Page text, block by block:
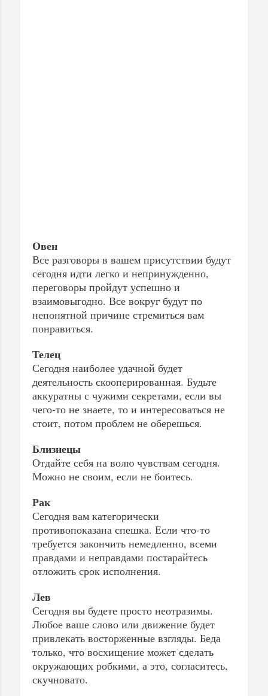
Овен
Все разговоры в вашем присутствии будут
сегодня идти легко и непринужденно,
переговоры пройдут успешно и
взаимовыгодно. Все вокруг будут по
непонятной причине стремиться вам
понравиться.
Телец
Сегодня наиболее удачной будет
деятельность скооперированная. Будьте
аккуратны с чужими секретами, если вы
чего-то не знаете, то и интересоваться не
стоит, потом проблем не оберешься.
Близнецы
Отдайте себя на волю чувствам сегодня.
Можно не своим, если не боитесь.
Рак
Сегодня вам категорически
противопоказана спешка. Если что-то
требуется закончить немедленно, всеми
правдами и неправдами постарайтесь
отложить срок исполнения.
Лев
Сегодня вы будете просто неотразимы.
Любое ваше слово или движение будет
привлекать восторженные взгляды. Беда
только, что восхищение может сделать
окружающих робкими, а это, согласитесь,
скучновато.